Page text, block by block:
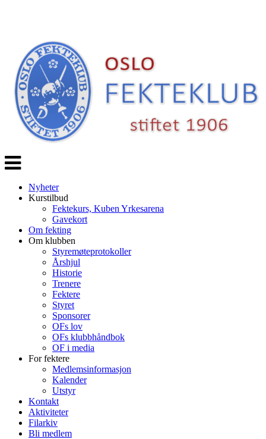
Veksle
navigasjon
Nyheter
Kurstilbud
Fektekurs, Kuben Yrkesarena
Gavekort
Om fekting
Om klubben
Styremøteprotokoller
Årshjul
Historie
Trenere
Fektere
Styret
Sponsorer
OFs lov
OFs klubbhåndbok
OF i media
For fektere
Medlemsinformasjon
Kalender
Utstyr
Kontakt
Aktiviteter
Filarkiv
Bli medlem